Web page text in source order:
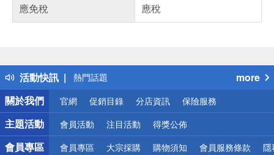
應免稅
應稅
活動快訊
得獎公告
熱門話題
銀行優惠
偏遠地區配送
詐騙網頁！請小心！
more
關於我們
官網 促銷目錄 分店資訊 保險服務
主題活動 會員活動 注目活動 得獎公佈
會員專區 會員專區 大宗採購 購物須知 會員服務條款 隱